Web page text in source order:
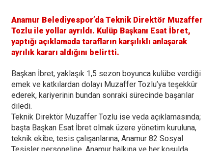
Anamur Belediyespor’da Teknik Direktör Muzaffer
Tozlu ile yollar ayrıldı. Kulüp Başkanı Esat İbret,
yaptığı açıklamada tarafların karşılıklı anlaşarak
ayrılık kararı aldığını belirtti.
Başkan İbret, yaklaşık 1,5 sezon boyunca kulübe verdiği
emek ve katkılardan dolayı Muzaffer Tozlu’ya teşekkür
ederek, kariyerinin bundan sonraki sürecinde başarılar
diledi.
Teknik Direktör Muzaffer Tozlu ise veda açıklamasında;
başta Başkan Esat İbret olmak üzere yönetim kuruluna,
teknik ekibe, tesis çalışanlarına, Anamur 82 Sosyal